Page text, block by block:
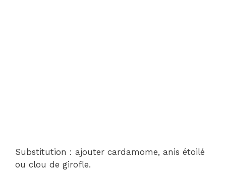
Substitution : ajouter cardamome, anis étoilé
ou clou de girofle.